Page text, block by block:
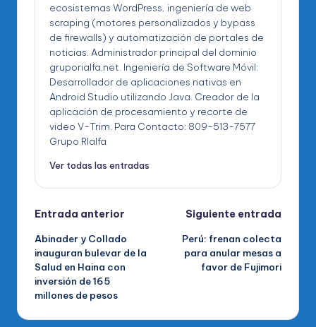
ecosistemas WordPress, ingeniería de web
scraping (motores personalizados y bypass
de firewalls) y automatización de portales de
noticias. Administrador principal del dominio
gruporialfa.net. Ingeniería de Software Móvil:
Desarrollador de aplicaciones nativas en
Android Studio utilizando Java. Creador de la
aplicación de procesamiento y recorte de
video V-Trim. Para Contacto: 809-513-7577
Grupo RIalfa
Ver todas las entradas
Navegación
de
entradas
Entrada anterior
Abinader y Collado
inauguran bulevar de la
Salud en Haina con
inversión de 165
millones de pesos
Siguiente entrada
Perú: frenan colecta
para anular mesas a
favor de Fujimori